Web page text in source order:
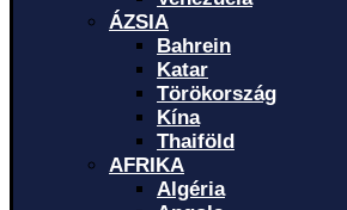
ÁZSIA
Bahrein
Katar
Törökország
Kína
Thaiföld
AFRIKA
Algéria